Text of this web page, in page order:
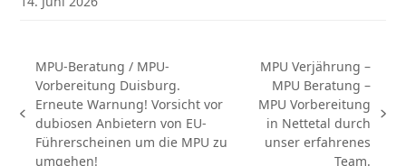
vorheriger
Beitrag:
MPU-Beratung / MPU-
Vorbereitung Duisburg.
Erneute Warnung! Vorsicht vor
dubiosen Anbietern von EU-
Führerscheinen um die MPU zu
umgehen!
Nächster
Beitrag:
MPU Verjährung –
MPU Beratung –
MPU Vorbereitung
in Nettetal durch
unser erfahrenes
Team.